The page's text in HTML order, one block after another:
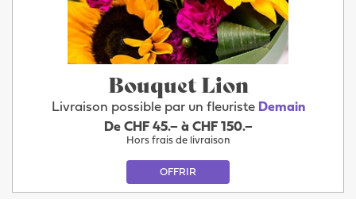
Bouquet Lion
Livraison possible par un fleuriste Demain
De CHF 45.– à CHF 150.–
Hors frais de livraison
OFFRIR